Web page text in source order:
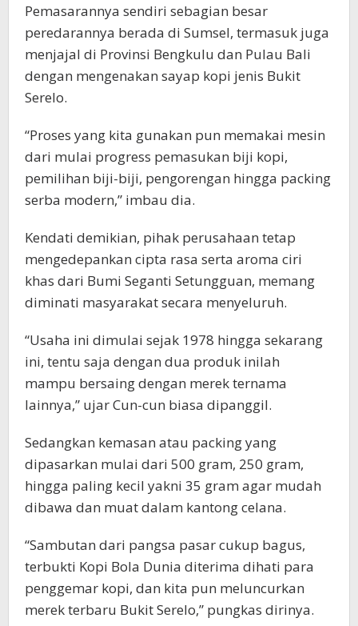
Pemasarannya sendiri sebagian besar
peredarannya berada di Sumsel, termasuk juga
menjajal di Provinsi Bengkulu dan Pulau Bali
dengan mengenakan sayap kopi jenis Bukit
Serelo.
“Proses yang kita gunakan pun memakai mesin
dari mulai progress pemasukan biji kopi,
pemilihan biji-biji, pengorengan hingga packing
serba modern,” imbau dia.
Kendati demikian, pihak perusahaan tetap
mengedepankan cipta rasa serta aroma ciri
khas dari Bumi Seganti Setungguan, memang
diminati masyarakat secara menyeluruh.
“Usaha ini dimulai sejak 1978 hingga sekarang
ini, tentu saja dengan dua produk inilah
mampu bersaing dengan merek ternama
lainnya,” ujar Cun-cun biasa dipanggil.
Sedangkan kemasan atau packing yang
dipasarkan mulai dari 500 gram, 250 gram,
hingga paling kecil yakni 35 gram agar mudah
dibawa dan muat dalam kantong celana.
“Sambutan dari pangsa pasar cukup bagus,
terbukti Kopi Bola Dunia diterima dihati para
penggemar kopi, dan kita pun meluncurkan
merek terbaru Bukit Serelo,” pungkas dirinya.